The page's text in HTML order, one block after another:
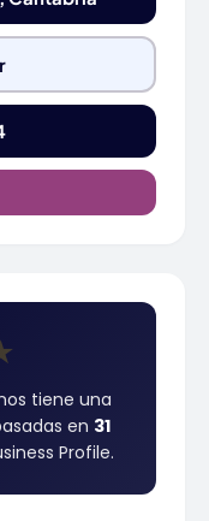
tiene una
en 31
Profile.